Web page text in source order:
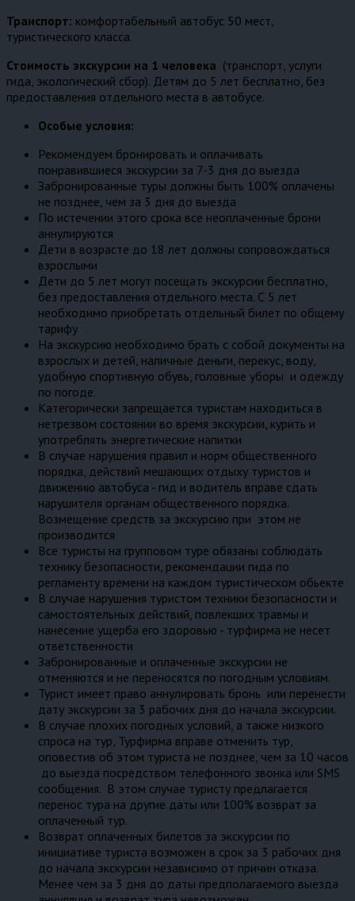
Транспорт: комфортабельный автобус 50 мест,
туристического класса.
Стоимость экскурсии на 1 человека (транспорт, услуги
гида, экологический сбор). Детям до 5 лет бесплатно, без
предоставления отдельного места в автобусе.
Особые условия:
Рекомендуем бронировать и оплачивать
понравившиеся экскурсии за 7-3 дня до выезда
Забронированные туры должны быть 100% оплачены
не позднее, чем за 3 дня до выезда
По истечении этого срока все неоплаченные брони
аннулируются
Дети в возрасте до 18 лет должны сопровождаться
взрослыми
Дети до 5 лет могут посещать экскурсии бесплатно,
без предоставления отдельного места. С 5 лет
необходимо приобретать отдельный билет по общему
тарифу
На экскурсию необходимо брать с собой документы на
взрослых и детей, наличные деньги, перекус, воду,
удобную спортивную обувь, головные уборы и одежду
по погоде.
Категорически запрещается туристам находиться в
нетрезвом состоянии во время экскурсии, курить и
употреблять энергетические напитки
В случае нарушения правил и норм общественного
порядка, действий мешающих отдыху туристов и
движению автобуса - гид и водитель вправе сдать
нарушителя органам общественного порядка.
Возмещение средств за экскурсию при этом не
производится
Все туристы на групповом туре обязаны соблюдать
технику безопасности, рекомендации гида по
регламенту времени на каждом туристическом обьекте
В случае нарушения туристом техники безопасности и
самостоятельных действий, повлекших травмы и
нанесение ущерба его здоровью - турфирма не несет
ответственности
Забронированные и оплаченные экскурсии не
отменяются и не переносятся по погодным условиям.
Турист имеет право аннулировать бронь или перенести
дату экскурсии за 3 рабочих дня до начала экскурсии.
В случае плохих погодных условий, а также низкого
спроса на тур, Турфирма вправе отменить тур,
оповестив об этом туриста не позднее, чем за 10 часов
до выезда посредством телефонного звонка или SMS
сообщения. В этом случае туристу предлагается
перенос тура на другие даты или 100% возврат за
оплаченный тур.
Возврат оплаченных билетов за экскурсии по
инициативе туриста возможен в срок за 3 рабочих дня
до начала экскурсии независимо от причин отказа.
Менее чем за 3 дня до даты предполагаемого выезда